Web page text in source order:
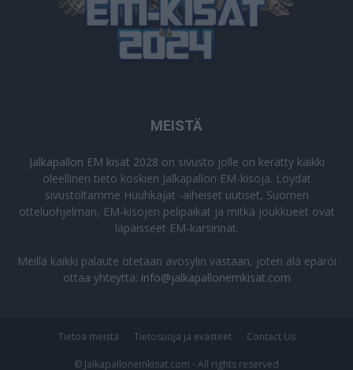
MEISTÄ
Jalkapallon EM kisat 2028 on sivusto jolle on kerätty kaikki
oleellinen tieto koskien Jalkapallon EM-kisoja. Löydät
sivustoltamme Huuhkajat -aiheiset uutiset, Suomen
otteluohjelman, EM-kisojen pelipaikat ja mitkä joukkueet ovat
läpäisseet EM-karsinnat.
Meillä kaikki palaute otetaan avosylin vastaan, joten älä epäröi
ottaa yhteyttä: info@jalkapallonemkisat.com
Tietoa meistä Tietosuoja ja evästeet Contact Us
© Jalkapallonemkisat.com - All rights reserved